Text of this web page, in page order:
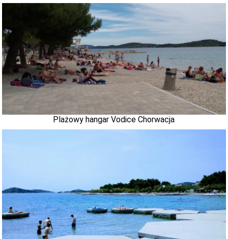
Plażowy hangar Vodice Chorwacja